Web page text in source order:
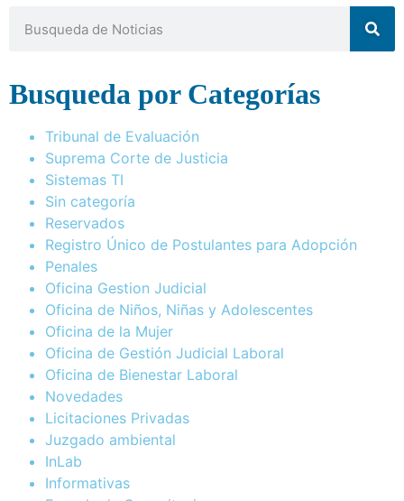
Busqueda por Categorías
Tribunal de Evaluación
Suprema Corte de Justicia
Sistemas TI
Sin categoría
Reservados
Registro Único de Postulantes para Adopción
Penales
Oficina Gestion Judicial
Oficina de Niños, Niñas y Adolescentes
Oficina de la Mujer
Oficina de Gestión Judicial Laboral
Oficina de Bienestar Laboral
Novedades
Licitaciones Privadas
Juzgado ambiental
InLab
Informativas